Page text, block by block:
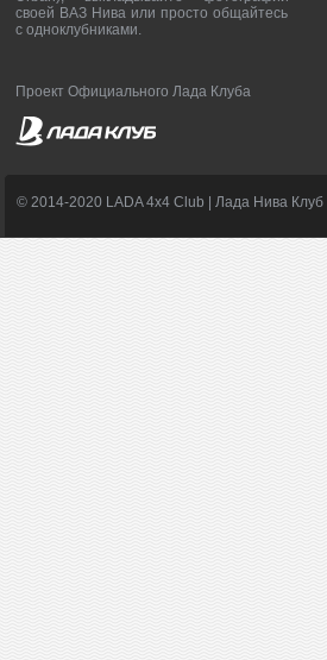
своей ВАЗ Нива или просто общайтесь
с одноклубниками.
Проект Официального Лада Клуба
© 2014-2020 LADA 4x4 Club | Лада Нива Клуб |